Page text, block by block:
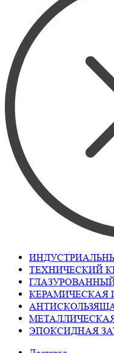
ТЕХНИЧЕСКИЙ
КЕРАМИЧЕСКАЯ
ЭПОКСИДНАЯ